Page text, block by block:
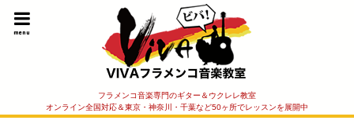
フラメンコ音楽専門のギター＆ウクレレ教室
オンライン全国対応＆東京・神奈川・千葉など50ヶ所でレッスンを展開中
menu